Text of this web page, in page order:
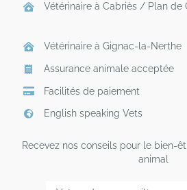
Vétérinaire à Cabriès / Plan de
Vétérinaire à Gignac-la-Nerthe
Assurance animale acceptée
Facilités de paiement
English speaking Vets
Recevez nos conseils pour le bien-
animal